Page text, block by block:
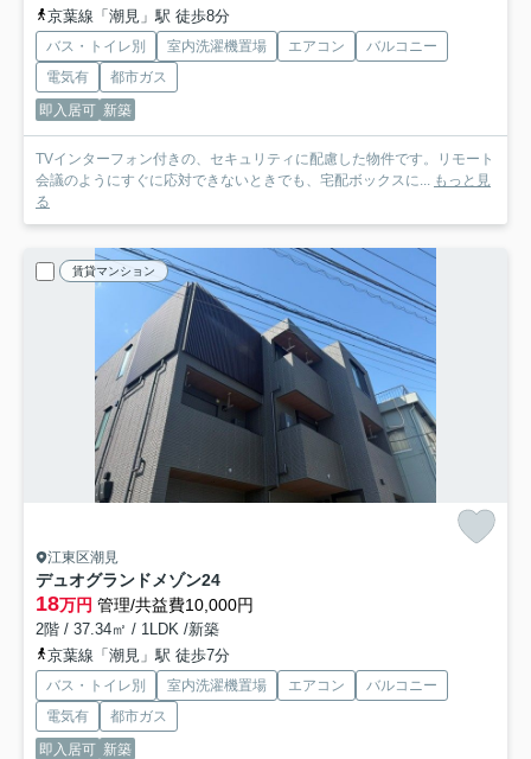
京葉線「潮見」駅 徒歩8分
バス・トイレ別 室内洗濯機置場 エアコン
バルコニー
電気有
都市ガス
即入居可 新築
TVインターフォン付きの、セキュリティに配慮した物件です。リモート
会議のようにすぐに応対できないときでも、宅配ボックスに... もっと見
る
賃貸マンション
江東区潮見
デュオグランドメゾン24
18万円 管理/共益費10,000円
2階 / 37.34㎡ / 1LDK /新築
京葉線「潮見」駅 徒歩7分
バス・トイレ別 室内洗濯機置場 エアコン
バルコニー
電気有
都市ガス
即入居可 新築